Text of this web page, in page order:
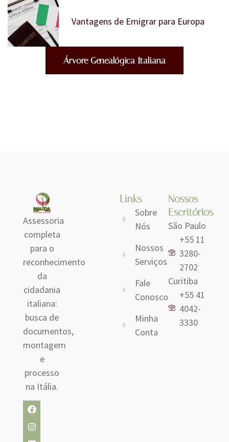
Vantagens de Emigrar para Europa
Árvore Genealógica Italiana
Assessoria
completa
para o
reconhecimento
da
cidadania
italiana:
busca de
documentos,
montagem
e
processo
na Itália.
Links
Sobre
Nós
Nossos
Serviços
Fale
Conosco
Minha
Conta
Nossos
Escritórios
São Paulo
+55 11
3280-
2702
Curitiba
+55 41
4042-
3330